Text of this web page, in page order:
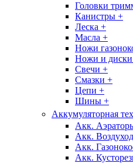
Головки
Канистры +
Леска +
Масла +
Ножи
Ножи и диски
Свечи +
Смазки +
Цепи +
Шины +
Аккумуляторная
Акк.
Акк.
Акк.
Акк.